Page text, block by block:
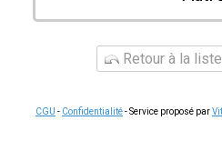
Retour à la
CGU - Confidentialité- Service proposé par